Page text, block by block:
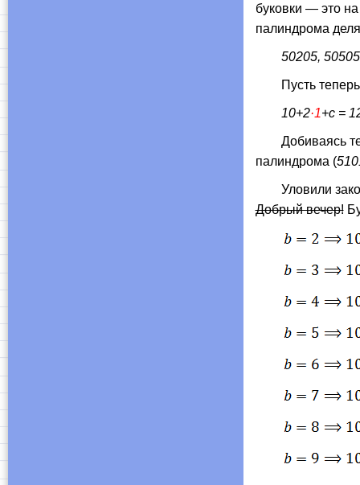
буковки — это
палиндрома
50205,
Пусть
10+2·1+c =
Добиваясь
палиндрома (
Уловили
Добрый вечер!